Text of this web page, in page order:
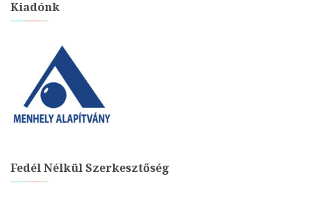
Kiadónk
Fedél Nélkül Szerkesztőség